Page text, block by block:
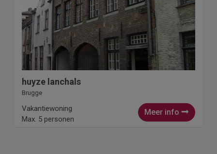
huyze lanchals
Brugge
Meer info
Vakantiewoning
Max. 5 personen